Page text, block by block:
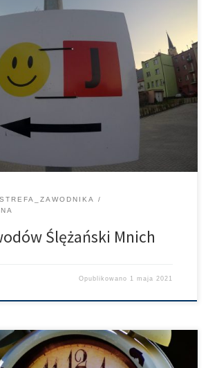
startowych odbędzie się w biurze
Anny 12 w Sobótce /Stadion/
STREFA_ZAWODNIKA
Ślężański Mnich
Opublikowano 1 maja 2021